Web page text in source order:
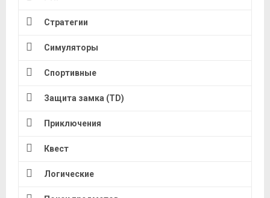
Стратегии
Симуляторы
Спортивные
Защита замка (TD)
Приключения
Квест
Логические